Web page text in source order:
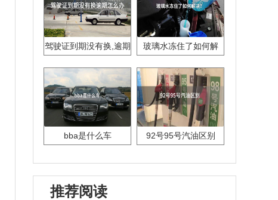
驾驶证到期没有换,逾期
玻璃水冻住了如何解
bba是什么车 92号95号汽油区别
推荐阅读